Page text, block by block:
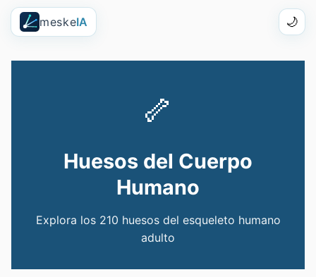
meskeIA 🌙
🦴
Huesos del Cuerpo
Humano
Explora los 210 huesos del esqueleto humano
adulto